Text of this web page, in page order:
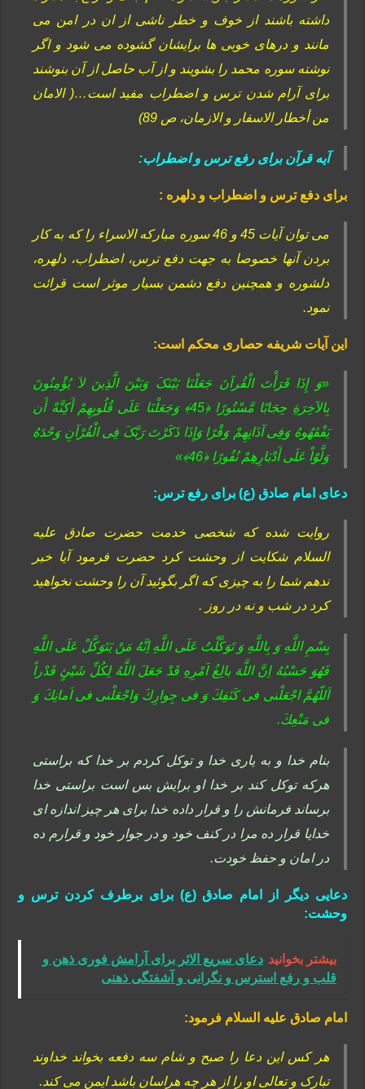
داشته باشند از خوف و خطر ناشی از ان در امن می
مانند و درهای خوبی ها برایشان گشوده می شود و اگر
نوشته سوره محمد را بشویند و از آب حاصل از آن بنوشند
برای آرام شدن ترس و اضطراب مفید است…( الامان
من أخطار الاسفار و الازمان، ص 89)
آیه قرآن برای رفع ترس و اضطراب:
برای دفع ترس و اضطراب و دلهره :
می توان آیات 45 و 46 سوره مبارکه الاسراء را که به کار
بردن آنها خصوصا به جهت دفع ترس، اضطراب، دلهره،
دلشوره و همچنین دفع دشمن بسیار موثر است قرائت
نمود.
این آیات شریفه حصاری محکم است:
«وَ إِذَا قَرَأْتَ الْقُرآنَ جَعَلْنَا بَیْنَکَ وَبَیْنَ الَّذِینَ لاَ یُؤْمِنُونَ
بِالآخِرَةِ حِجَابًا مَّسْتُورًا ﴿45﴾ وَجَعَلْنَا عَلَى قُلُوبِهِمْ أَکِنَّةً أَن
یَفْقَهُوهُ وَفِی آذَانِهِمْ وَقْرًا وَإِذَا ذَکَرْتَ رَبَّکَ فِی الْقُرْآنِ وَحْدَهُ
وَلَّوْاْ عَلَى أَدْبَارِهِمْ نُفُورًا ﴿46﴾»
دعای امام صادق (ع) برای رفع ترس:
روايت شده كه شخصى خدمت حضرت صادق عليه
السلام شكايت از وحشت كرد حضرت فرمود آيا خبر
ندهم شما را به چيزى كه اگر بگوئيد آن را وحشت نخواهيد
كرد در شب و نه در روز .
بِسْمِ اللَّهِ وَ بِاللَّهِ وَ تَوَكَّلْتُ عَلَى اللَّهِ اِنَّهُ مَنْ يَتَوَكَّلْ عَلَى اللَّهِ
فَهُوَ حَسْبُهُ اِنَّ اللَّهَ بالِغُ اَمْرِهِ قَدْ جَعَلَ اللَّهُ لِكُلِّ شَيْئٍ قَدْراً
اَللّهُمَّ اجْعَلْنى فى كَنَفِكَ وَ فى جِوارِكَ وَاجْعَلْنى فى اَمانِكَ وَ
فى مَنْعِكَ.
بنام خدا و به يارى خدا و توكل كردم بر خدا كه براستى
هركه توكل كند بر خدا او برايش بس است براستى خدا
برساند فرمانش را و قرار داده خدا براى هر چيز اندازه اى
خدايا قرار ده مرا در كنف خود و در جوار خود و قرارم ده
در امان و حفظ خودت.
دعایی دیگر از امام صادق (ع) برای برطرف کردن ترس و
وحشت:
بیشتر بخوانید دعای سریع‌ الاثر برای آرامش فوری ذهن و
قلب و رفع استرس و نگرانی و آشفتگی ذهنی
امام صادق علیه السلام فرمود:
هر کس این دعا را صبح و شام سه دفعه بخواند خداوند
تبارک و تعالی او را از هر چه هراسان باشد ایمن می کند.